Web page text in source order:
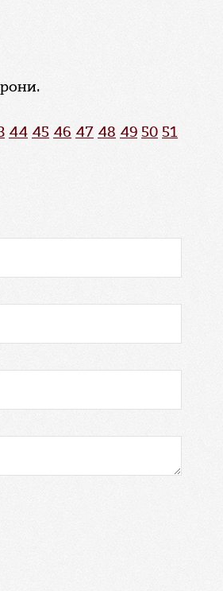
44 45 46 47 48 49 50 51